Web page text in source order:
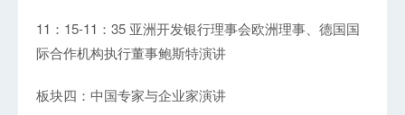
11：15-11：35 亚洲开发银行理事会欧洲理事、德国国
际合作机构执行董事鲍斯特演讲
板块四：中国专家与企业家演讲